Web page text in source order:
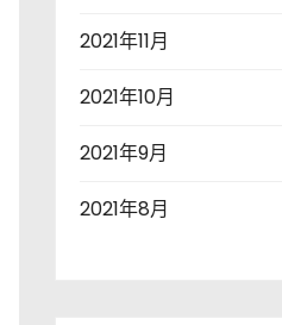
2021年11月
2021年10月
2021年9月
2021年8月